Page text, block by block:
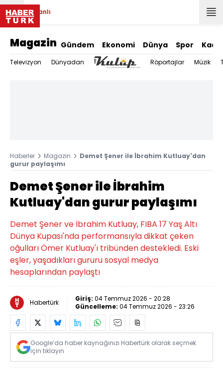
Canlı
Magazin Gündem Ekonomi Dünya Spor
Televizyon Dünyadan Röportajlar Müzik
Haberler Magazin
Demet Şener ile İbrahim Kutluay'dan
gurur paylaşımı
Demet Şener ile İbrahim
Kutluay'dan gurur paylaşımı
Demet Şener ve İbrahim Kutluay, FIBA 17 Yaş Altı
Dünya Kupası'nda performansıyla dikkat çeken
oğulları Ömer Kutluay'ı tribünden destekledi. Eski
eşler, yaşadıkları gururu sosyal medya
hesaplarından paylaştı
Habertürk Giriş: 04 Temmuz 2026 - 20:28
Güncelleme: 04 Temmuz 2026 - 23:26
Google’da haber kaynağınızı Habertürk olarak seçmek
için tıklayın